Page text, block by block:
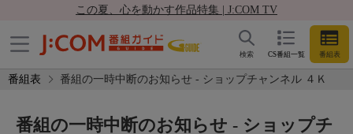
この夏、心を動かす作品特集 | J:COM TV
CS番組一覧 番組表
検索
番組表 番組の一時中断のお知らせ - ショップチャンネル ４Ｋ
番組の一時中断のお知らせ - ショップチ